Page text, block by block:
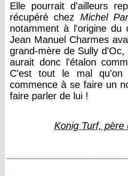
Elle pourrait d'ailleurs
récupéré chez Michel
notamment à l'origine du
Jean Manuel Charmes
grand-mère de Sully
aurait donc l'étalon
C'est tout le mal qu'on
commence à se faire un
faire parler de lui !
Konig Turf, père